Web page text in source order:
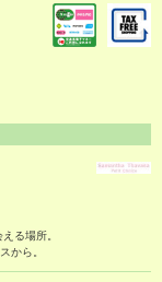
る場所。
から。